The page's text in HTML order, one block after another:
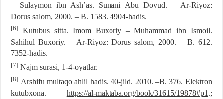
– Sulaymon ibn Ashʼas. Sunani Abu Dovud. – Ar-Riyoz:
Dorus salom, 2000. – B. 1583. 4904-hadis.
[6] Kutubus sitta. Imom Buxoriy – Muhammad ibn Ismoil.
Sahihul Buxoriy. – Ar-Riyoz: Dorus salom, 2000. – B. 612.
7352-hadis.
[7] Najm surasi, 1-4-oyatlar.
[8] Arshifu multaqo ahlil hadis. 40-jild. 2010. –B. 376. Elektron
kutubxona. https://al-maktaba.org/book/31615/19878#p1 .;